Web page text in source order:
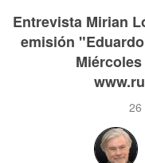
Entrevista Mirian
emisión
26